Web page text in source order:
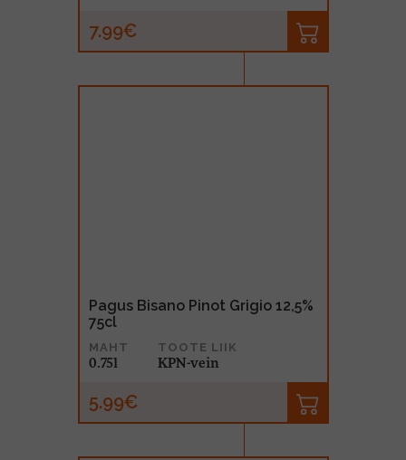
7.99€
Pagus Bisano Pinot Grigio 12,5%
75cl
MAHT
0.75l
TOOTE LIIK
KPN-vein
5.99€